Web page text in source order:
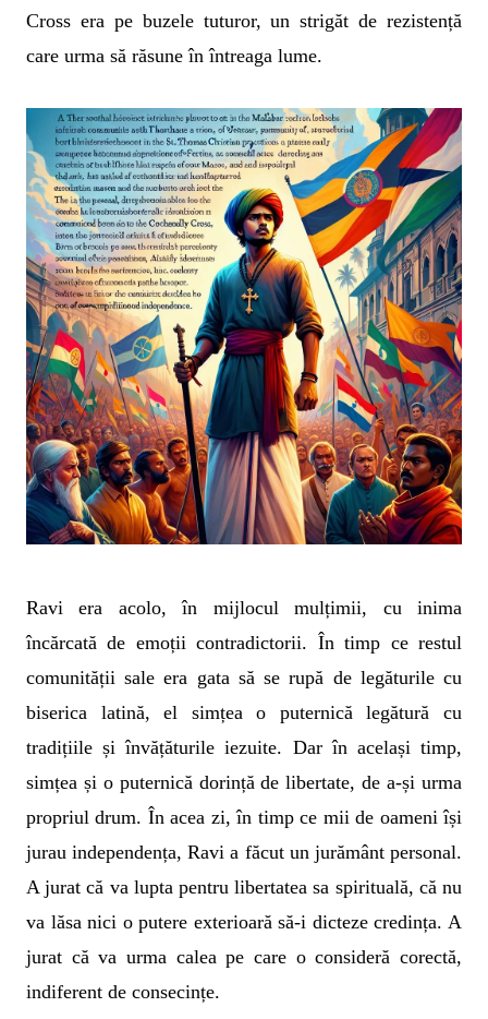
Cross era pe buzele tuturor, un strigăt de rezistență
care urma să răsune în întreaga lume.
Ravi era acolo, în mijlocul mulțimii, cu inima
încărcată de emoții contradictorii. În timp ce restul
comunității sale era gata să se rupă de legăturile cu
biserica latină, el simțea o puternică legătură cu
tradițiile și învățăturile iezuite. Dar în același timp,
simțea și o puternică dorință de libertate, de a-și urma
propriul drum. În acea zi, în timp ce mii de oameni își
jurau independența, Ravi a făcut un jurământ personal.
A jurat că va lupta pentru libertatea sa spirituală, că nu
va lăsa nici o putere exterioară să-i dicteze credința. A
jurat că va urma calea pe care o consideră corectă,
indiferent de consecințe.